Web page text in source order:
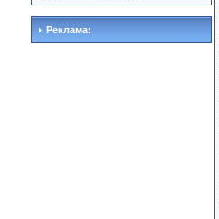
Реклама: